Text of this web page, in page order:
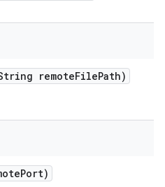
remoteFilePath)
Port)